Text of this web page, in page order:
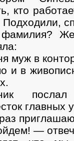
кто
Подходили,
муж в
и в
главных
—